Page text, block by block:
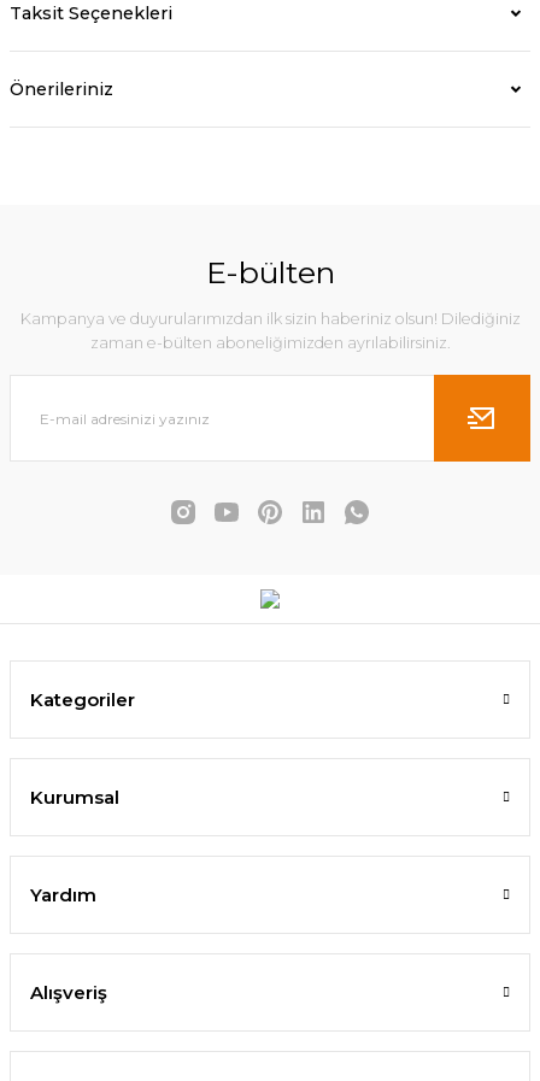
Taksit Seçenekleri
Önerileriniz
E-bülten
Kampanya ve duyurularımızdan ilk sizin haberiniz olsun! Dilediğiniz
zaman e-bülten aboneliğimizden ayrılabilirsiniz.
Kategoriler
Kurumsal
Yardım
Alışveriş